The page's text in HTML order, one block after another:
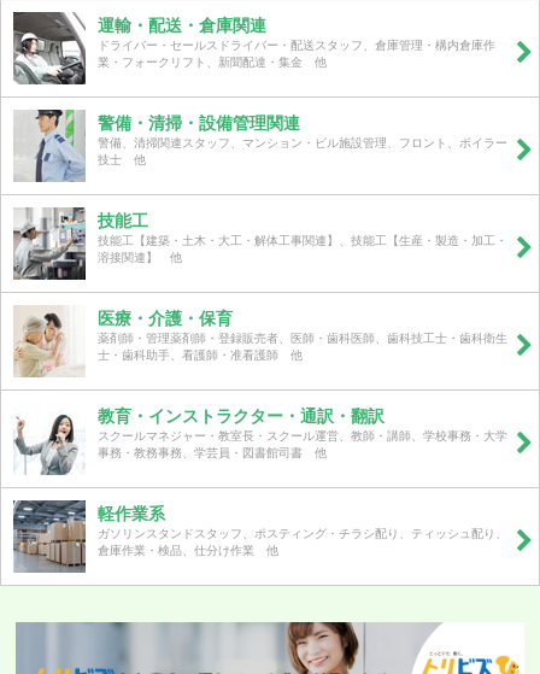
運輸・配送・倉庫関連
ドライバー・セールスドライバー・配送スタッフ、倉庫管理・構内倉庫作
業・フォークリフト、新聞配達・集金 他
警備・清掃・設備管理関連
警備、清掃関連スタッフ、マンション・ビル施設管理、フロント、ボイラー
技士 他
技能工
技能工【建築・土木・大工・解体工事関連】、技能工【生産・製造・加工・
溶接関連】 他
医療・介護・保育
薬剤師・管理薬剤師・登録販売者、医師・歯科医師、歯科技工士・歯科衛生
士・歯科助手、看護師・准看護師 他
教育・インストラクター・通訳・翻訳
スクールマネジャー・教室長・スクール運営、教師・講師、学校事務・大学
事務・教務事務、学芸員・図書館司書 他
軽作業系
ガソリンスタンドスタッフ、ポスティング・チラシ配り、ティッシュ配り、
倉庫作業・検品、仕分け作業 他